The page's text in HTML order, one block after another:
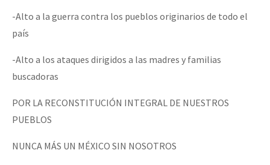
-Alto a la guerra contra los pueblos originarios de todo el
país
-Alto a los ataques dirigidos a las madres y familias
buscadoras
POR LA RECONSTITUCIÓN INTEGRAL DE NUESTROS
PUEBLOS
NUNCA MÁS UN MÉXICO SIN NOSOTROS